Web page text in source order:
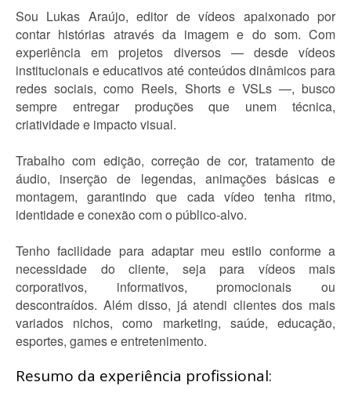
Sou Lukas Araújo, editor de vídeos apaixonado por
contar histórias através da imagem e do som. Com
experiência em projetos diversos — desde vídeos
institucionais e educativos até conteúdos dinâmicos para
redes sociais, como Reels, Shorts e VSLs —, busco
sempre entregar produções que unem técnica,
criatividade e impacto visual.
Trabalho com edição, correção de cor, tratamento de
áudio, inserção de legendas, animações básicas e
montagem, garantindo que cada vídeo tenha ritmo,
identidade e conexão com o público-alvo.
Tenho facilidade para adaptar meu estilo conforme a
necessidade do cliente, seja para vídeos mais
corporativos, informativos, promocionais ou
descontraídos. Além disso, já atendi clientes dos mais
variados nichos, como marketing, saúde, educação,
esportes, games e entretenimento.
Resumo da experiência profissional: